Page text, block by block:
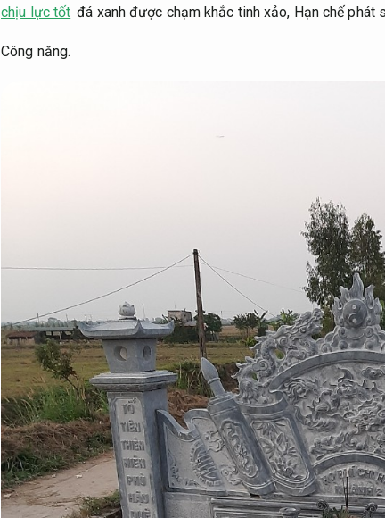
chịu lực tốt đá xanh được chạm khắc tinh xảo, Hạn chế phát
Công năng.